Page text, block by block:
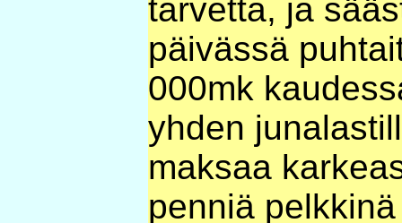
tarvetta, ja
päivässä
000mk
yhden
maksaa
penniä